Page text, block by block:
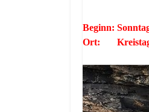
Beginn:
Ort: